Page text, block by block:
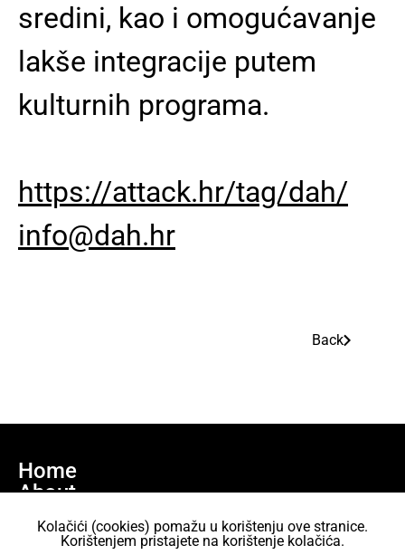
sredini, kao i omogućavanje
lakše integracije putem
kulturnih programa.
https://attack.hr/tag/dah/
info@dah.hr
Back
Home
About
Join us
Projects
Kolačići (cookies) pomažu u korištenju ove stranice.
Korištenjem pristajete na korištenje kolačića.